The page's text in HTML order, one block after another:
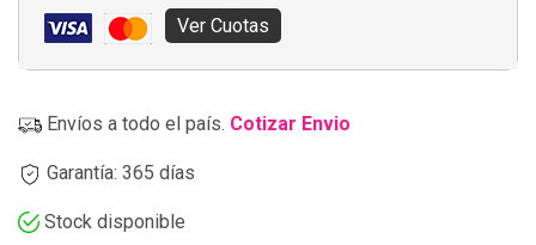
Ver Cuotas
Envíos a todo el país. Cotizar Envio
Garantía: 365 días
Stock disponible